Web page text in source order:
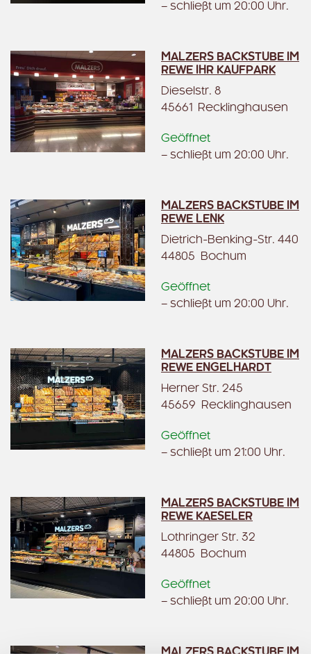
– schließt um 20:00 Uhr.
MALZERS BACKSTUBE IM
REWE IHR KAUFPARK
Dieselstr. 8
45661 Recklinghausen
Geöffnet
– schließt um 20:00 Uhr.
MALZERS BACKSTUBE IM
REWE LENK
Dietrich-Benking-Str. 440
44805 Bochum
Geöffnet
– schließt um 20:00 Uhr.
MALZERS BACKSTUBE IM
REWE ENGELHARDT
Herner Str. 245
45659 Recklinghausen
Geöffnet
– schließt um 21:00 Uhr.
MALZERS BACKSTUBE IM
REWE KAESELER
Lothringer Str. 32
44805 Bochum
Geöffnet
– schließt um 20:00 Uhr.